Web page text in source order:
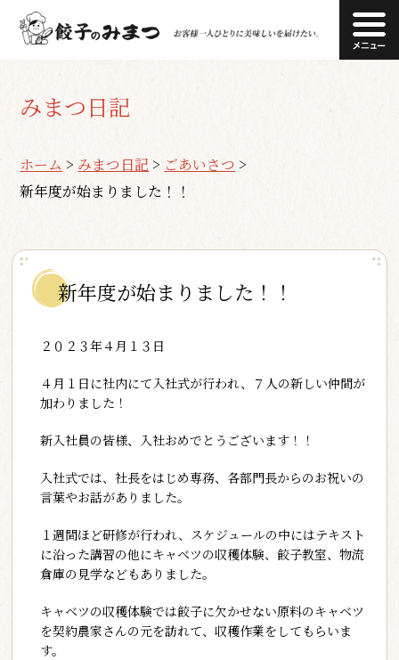
みまつ日記
ホーム > みまつ日記 > ごあいさつ >
新年度が始まりました！！
新年度が始まりました！！
２０２３年４月１３日
４月１日に社内にて入社式が行われ、７人の新しい仲間が
加わりました！
新入社員の皆様、入社おめでとうございます！！
入社式では、社長をはじめ専務、各部門長からのお祝いの
言葉やお話がありました。
１週間ほど研修が行われ、スケジュールの中にはテキスト
に沿った講習の他にキャベツの収穫体験、餃子教室、物流
倉庫の見学などもありました。
キャベツの収穫体験では餃子に欠かせない原料のキャベツ
を契約農家さんの元を訪れて、収穫作業をしてもらいま
す。